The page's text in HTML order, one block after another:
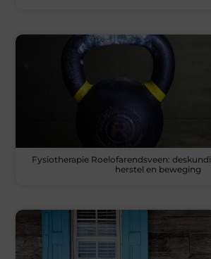
Fysiotherapie Roelofarendsveen:
herstel en beweging